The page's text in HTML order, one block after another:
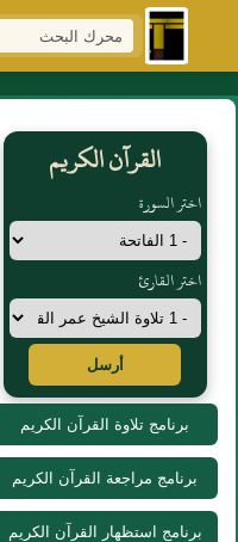
القرآن الكريم
اختر السورة
اختر القارئ
أرسل
برنامج تلاوة القرآن الكريم
برنامج مراجعة القرآن الكريم
برنامج استظهار القرآن الكريم